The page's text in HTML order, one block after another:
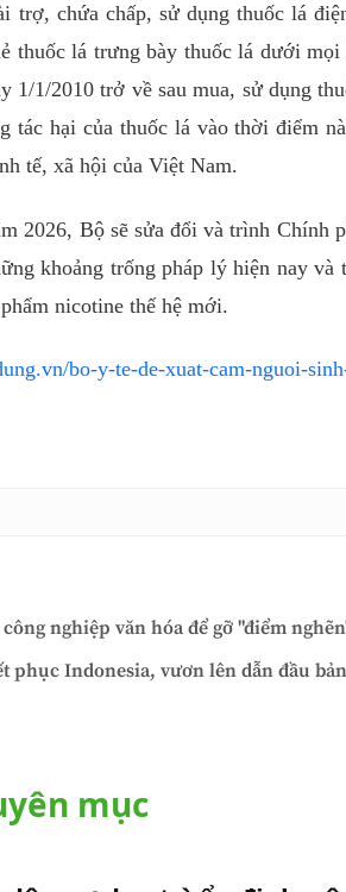
trợ, chứa chấp, sử dụng thuốc lá
thuốc lá trưng bày thuốc lá dưới
1/1/2010 trở về sau mua, sử dụng
tác hại của thuốc lá vào thời điểm
tế, xã hội của Việt Nam.
2026, Bộ sẽ sửa đổi và trình Chính
khoảng trống pháp lý hiện nay và
nicotine thế hệ mới.
bo-y-te-de-xuat-cam-nguoi-
nghiệp văn hóa để gỡ "điểm
phục Indonesia, vươn lên dẫn đầu
mục